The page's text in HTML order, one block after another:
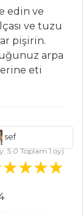
edin ve
ve tuzu
pişirin.
arpa
eti
sef
5.0Toplam1oy)